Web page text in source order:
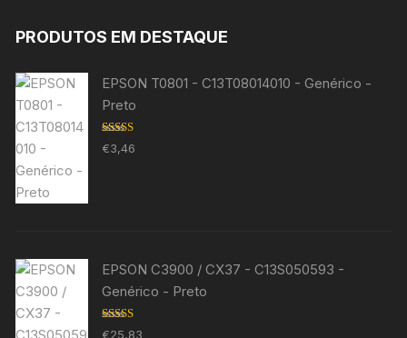
PRODUTOS EM DESTAQUE
EPSON T0801 - C13T08014010 - Genérico -
Preto
Avaliação
5.00 de 5
€3,46
EPSON C3900 / CX37 - C13S050593 -
Genérico - Preto
Avaliação
€25,83